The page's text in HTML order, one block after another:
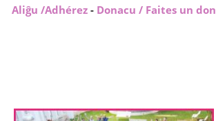
Aliĝu /Adhérez - Donacu / Faites un don